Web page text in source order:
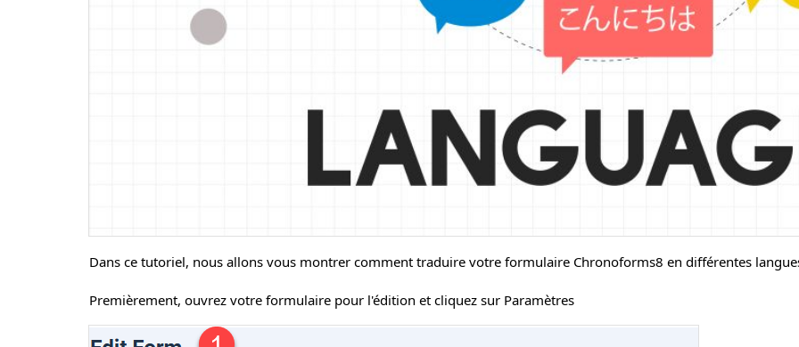
Dans ce tutoriel, nous allons vous montrer comment traduire votre formulaire Chronoforms8 en différentes
Premièrement, ouvrez votre formulaire pour l'édition et cliquez sur Paramètres